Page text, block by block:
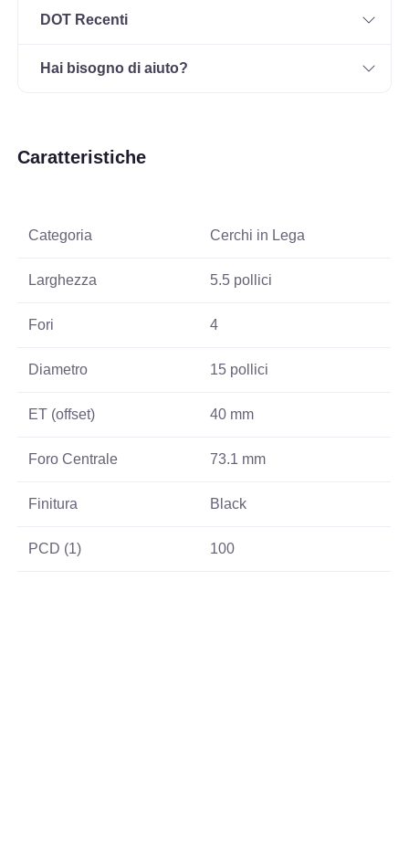
DOT Recenti
Hai bisogno di aiuto?
Caratteristiche
Categoria Cerchi in Lega
Larghezza 5.5 pollici
Fori 4
Diametro 15 pollici
ET (offset) 40 mm
Foro Centrale 73.1 mm
Finitura Black
PCD (1) 100